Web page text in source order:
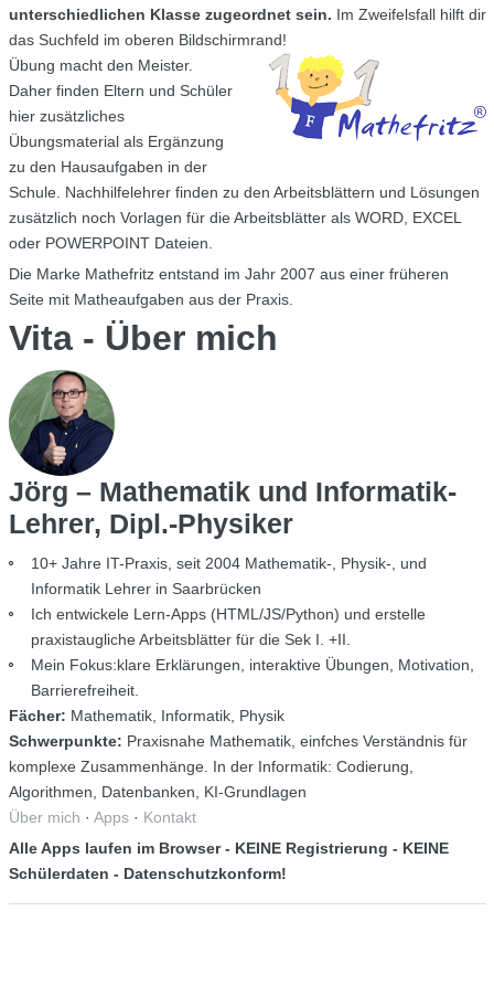
unterschiedlichen Klasse zugeordnet sein. Im Zweifelsfall hilft dir
das Suchfeld im oberen Bildschirmrand!
Übung macht den Meister.
Daher finden Eltern und Schüler
hier zusätzliches
Übungsmaterial als Ergänzung
zu den Hausaufgaben in der
Schule. Nachhilfelehrer finden zu den Arbeitsblättern und Lösungen
zusätzlich noch Vorlagen für die Arbeitsblätter als WORD, EXCEL
oder POWERPOINT Dateien.
Die Marke Mathefritz entstand im Jahr 2007 aus einer früheren
Seite mit Matheaufgaben aus der Praxis.
Vita - Über mich
Jörg – Mathematik und Informatik-
Lehrer, Dipl.-Physiker
10+ Jahre IT-Praxis, seit 2004 Mathematik-, Physik-, und
Informatik Lehrer in Saarbrücken
Ich entwickele Lern-Apps (HTML/JS/Python) und erstelle
praxistaugliche Arbeitsblätter für die Sek I. +II.
Mein Fokus:klare Erklärungen, interaktive Übungen, Motivation,
Barrierefreiheit.
Fächer: Mathematik, Informatik, Physik
Schwerpunkte: Praxisnahe Mathematik, einfches Verständnis für
komplexe Zusammenhänge. In der Informatik: Codierung,
Algorithmen, Datenbanken, KI-Grundlagen
Über mich · Apps· Kontakt
Alle Apps laufen im Browser - KEINE Registrierung - KEINE
Schülerdaten - Datenschutzkonform!